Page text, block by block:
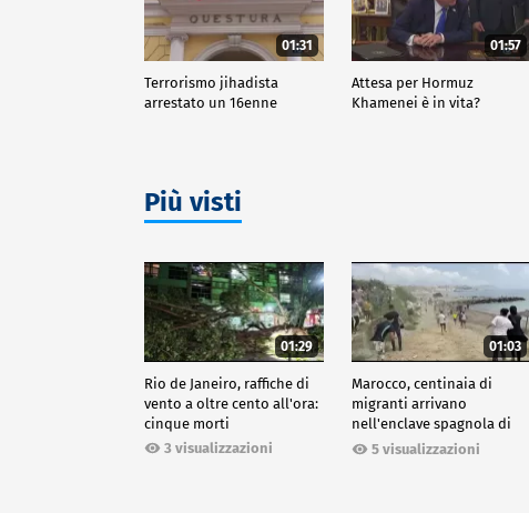
01:31
Terrorismo jihadista
arrestato un 16enne
01:57
Attesa per Hormuz
Khamenei è in vita?
Più visti
01:29
Rio de Janeiro, raffiche di
vento a oltre cento all'ora:
cinque morti
3 visualizzazioni
01:03
Marocco, centinaia di
migranti arrivano
nell'enclave spagnola di
Ceuta5 visualizzazioni